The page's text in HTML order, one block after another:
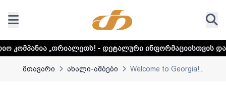
- დეტალური ინფორმაციისთვის დააკლიკეთ ლინკს
მთავარი ახალი-ამბები Welcome to Georgia!...